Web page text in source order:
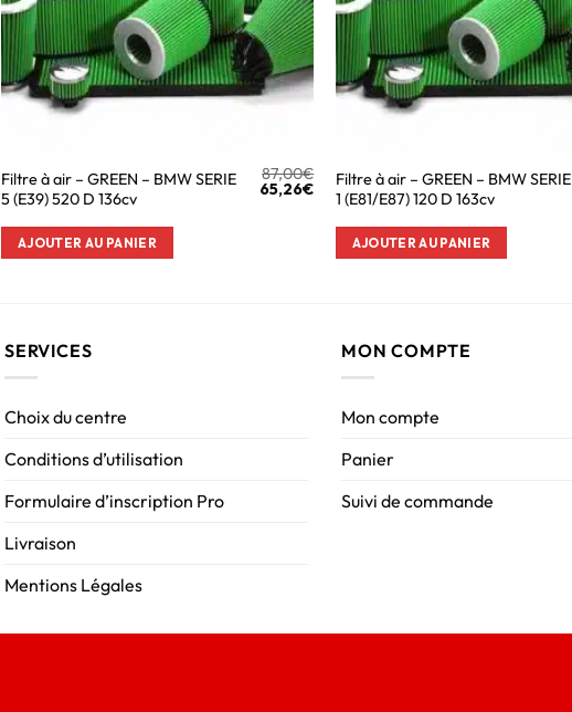
Filtre à air – GREEN – BMW SERIE
5 (E39) 520 D 136cv
87,00€
65,26€
AJOUTER AU PANIER
Filtre à air – GREEN – BMW SERIE
1 (E81/E87) 120 D 163cv
AJOUTER AU PANIER
SERVICES
Choix du centre
Conditions d’utilisation
Formulaire d’inscription Pro
Livraison
Mentions Légales
MON COMPTE
Mon compte
Panier
Suivi de commande